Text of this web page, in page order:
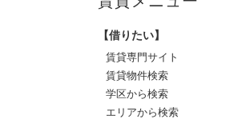
【借りたい】
賃貸専門サイト
賃貸物件検索
学区から検索
エリアから検索